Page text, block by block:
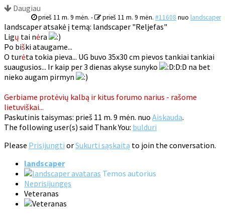
Daugiau
prieš 11 m. 9 mėn. - prieš 11 m. 9 mėn. #11608 nuo landscaper
landscaper atsakė į temą: landscaper "Reljefas"
Ligų tai nėra
Po biški ataugame...
O turėta tokia pieva... UG buvo 35x30 cm pievos tankiai tankiai
suaugusios... Ir kaip per 3 dienas akyse sunyko
:D:D na bet
nieko augam pirmyn
Gerbiame protėvių kalbą ir kitus forumo narius - rašome
lietuviškai...
Paskutinis taisymas: prieš 11 m. 9 mėn. nuo Aiskauda.
The following user(s) said Thank You: bulduri
Please Prisijungti orSukurti sąskaitą to join the conversation.
landscaper
Temos autorius
Neprisijungęs
Veteranas